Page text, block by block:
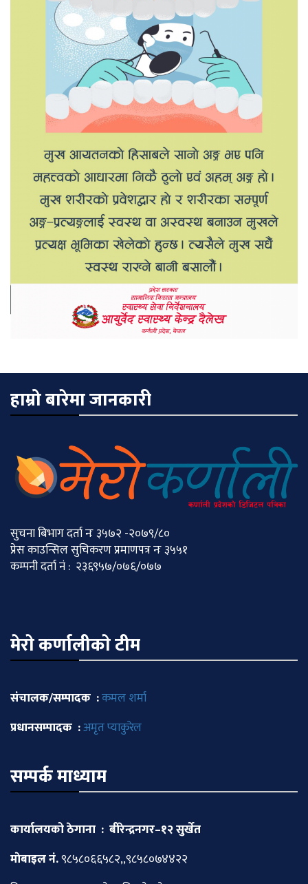
हाम्रो बारेमा जानकारी
सुचना बिभाग दर्ता नः ३५७२ -२०७९/८०
प्रेस काउन्सिल सुचिकरण प्रमाणपत्र नः ३५५१
कम्पनी दर्ता नं : २३६९५७/०७६/०७७
मेराे कर्णालीकाे टीम
संचालक/सम्पादक :कमल शर्मा
प्रधानसम्पादक :अमृत प्याकुरेल
सम्पर्क माध्याम
कार्यालयको ठेगाना : बीरेन्द्रनगर–१२ सुर्खेत
माेबाइल नं.९८५८०६६५८२,,९८५८०७४४२२